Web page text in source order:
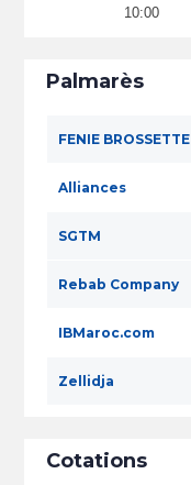
10:00
Palmarès
FENIE BROSSETTE
Alliances
SGTM
Rebab Company
IBMaroc.com
Zellidja
Cotations